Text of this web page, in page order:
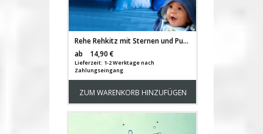
Rehe Rehkitz mit Sternen und Punkten fluoreszierend M949
ab
14,90 €
Lieferzeit: 1-2 Werktage nach
Zahlungseingang
ZUM WARENKORB HINZUFÜGEN